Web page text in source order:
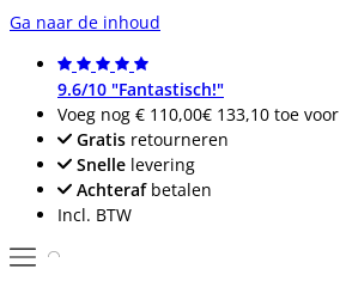
Ga naar de inhoud
9.6/10 "Fantastisch!"
Voeg nog € 110,00€ 133,10 toe voor
Gratis retourneren
Snelle levering
Achterafbetalen
Incl. BTW